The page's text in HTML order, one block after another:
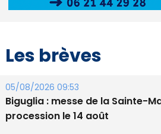
Les brèves
05/08/2026 09:53
Biguglia : messe de la Sainte-
procession le 14 août